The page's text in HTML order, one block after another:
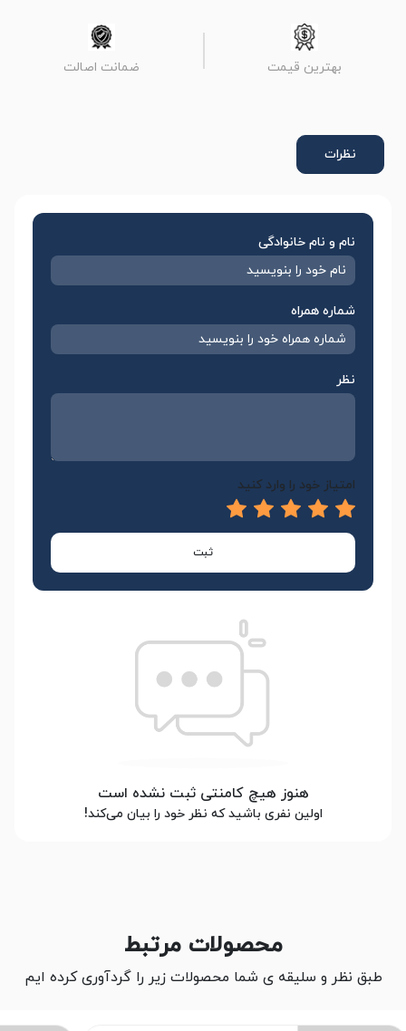
بهترین قیمت ضمانت اصالت
نظرات
نام و نام خانوادگی
شماره همراه
نظر
امتیاز خود را وارد کنید
ثبت
هنوز هیچ کامنتی ثبت نشده است
اولین نفری باشید که نظر خود را بیان می‌کند!
محصولات مرتبط
طبق نظر و سلیقه ی شما محصولات زیر را گردآوری کرده ایم